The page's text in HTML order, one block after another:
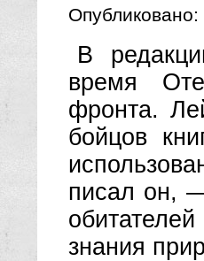
Опубликовано:
В
время
фронта.
бойцов
писал он,
знания